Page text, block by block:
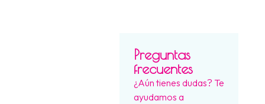
Preguntas
frecuentes
¿Aún tienes dudas? Te
ayudamos a